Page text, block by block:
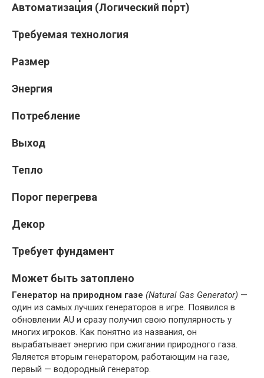
Автоматизация (Логический порт)
Требуемая технология
Размер
Энергия
Потребление
Выход
Тепло
Порог перегрева
Декор
Требует фундамент
Может быть затоплено
Генератор на природном газе (Natural Gas Generator) —
один из самых лучших генераторов в игре. Появился в
обновлении AU и сразу получил свою популярность у
многих игроков. Как понятно из названия, он
вырабатывает энергию при сжигании природного газа.
Является вторым генератором, работающим на газе,
первый — водородный генератор.